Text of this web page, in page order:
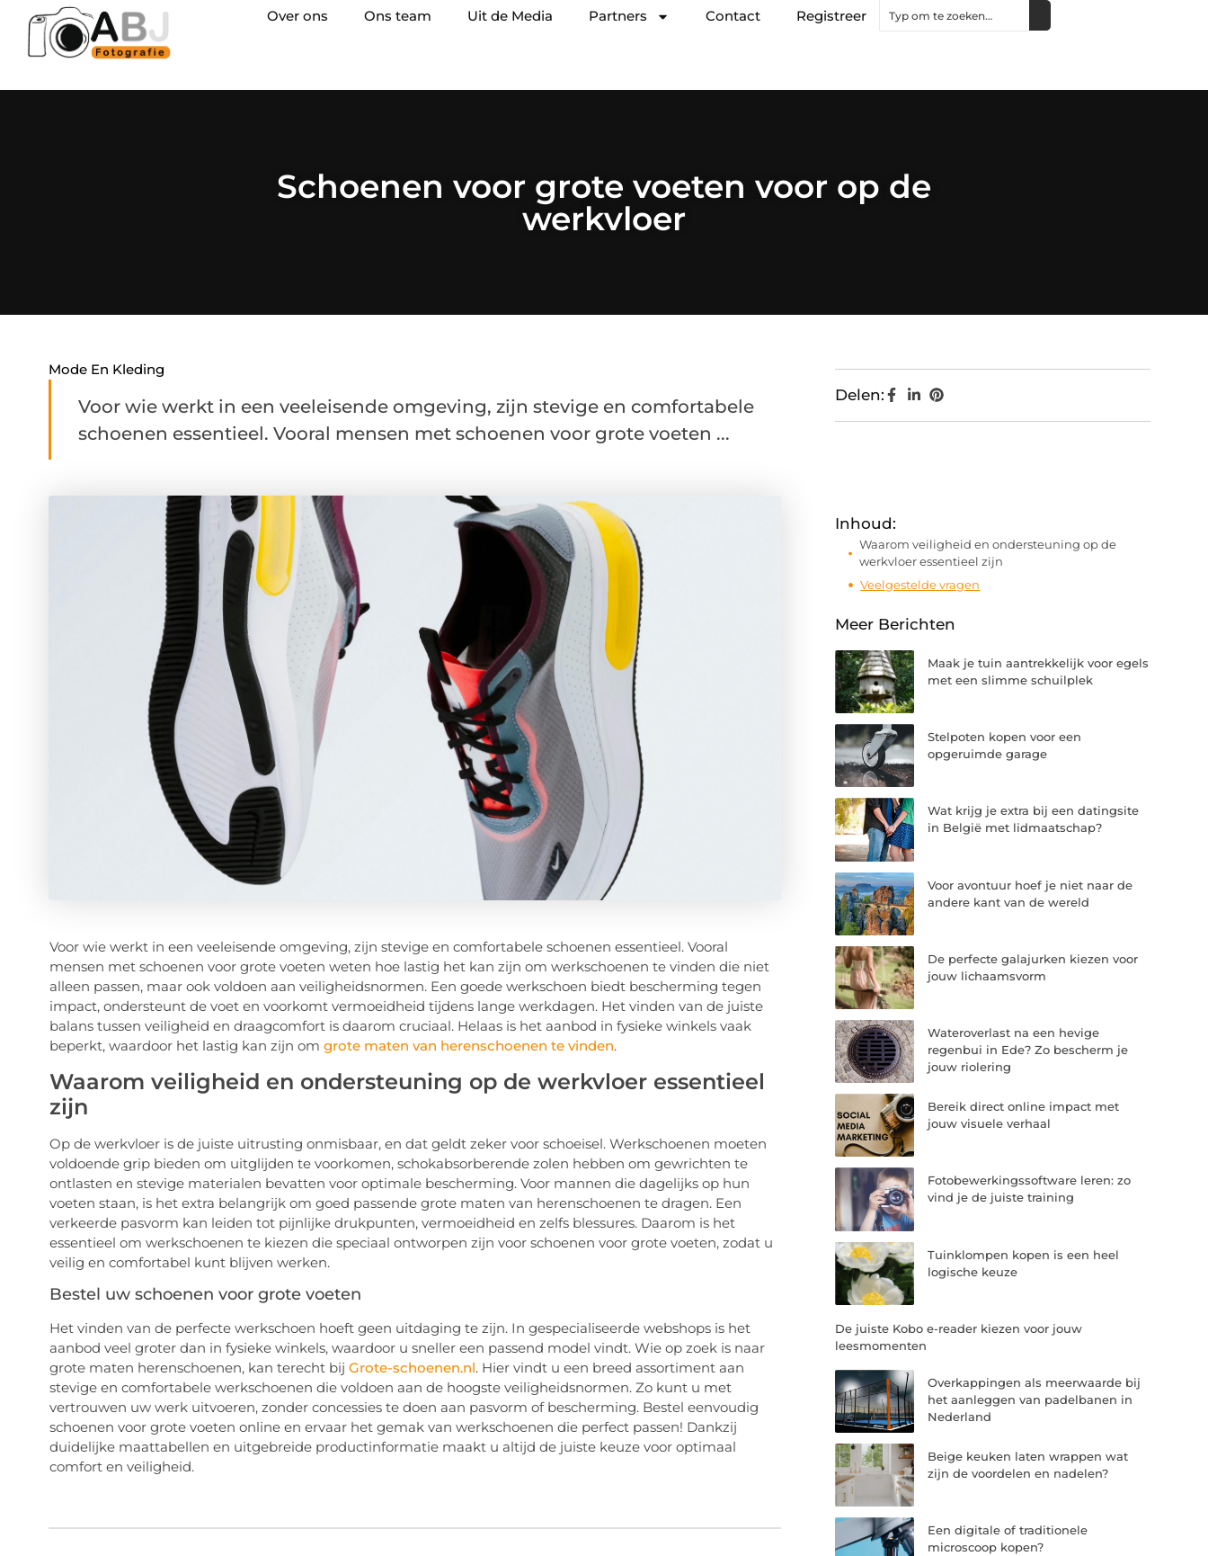
Over ons Ons team Uit de Media Partners Contact Registreer
Schoenen voor grote voeten voor op de
werkvloer
Mode En Kleding
Voor wie werkt in een veeleisende omgeving, zijn stevige en comfortabele
schoenen essentieel. Vooral mensen met schoenen voor grote voeten ...
Voor wie werkt in een veeleisende omgeving, zijn stevige en comfortabele schoenen essentieel. Vooral
mensen met schoenen voor grote voeten weten hoe lastig het kan zijn om werkschoenen te vinden die niet
alleen passen, maar ook voldoen aan veiligheidsnormen. Een goede werkschoen biedt bescherming tegen
impact, ondersteunt de voet en voorkomt vermoeidheid tijdens lange werkdagen. Het vinden van de juiste
balans tussen veiligheid en draagcomfort is daarom cruciaal. Helaas is het aanbod in fysieke winkels vaak
beperkt, waardoor het lastig kan zijn om grote maten van herenschoenen te vinden.
Waarom veiligheid en ondersteuning op de werkvloer essentieel
zijn
Op de werkvloer is de juiste uitrusting onmisbaar, en dat geldt zeker voor schoeisel. Werkschoenen moeten
voldoende grip bieden om uitglijden te voorkomen, schokabsorberende zolen hebben om gewrichten te
ontlasten en stevige materialen bevatten voor optimale bescherming. Voor mannen die dagelijks op hun
voeten staan, is het extra belangrijk om goed passende grote maten van herenschoenen te dragen. Een
verkeerde pasvorm kan leiden tot pijnlijke drukpunten, vermoeidheid en zelfs blessures. Daarom is het
essentieel om werkschoenen te kiezen die speciaal ontworpen zijn voor schoenen voor grote voeten, zodat u
veilig en comfortabel kunt blijven werken.
Bestel uw schoenen voor grote voeten
Het vinden van de perfecte werkschoen hoeft geen uitdaging te zijn. In gespecialiseerde webshops is het
aanbod veel groter dan in fysieke winkels, waardoor u sneller een passend model vindt. Wie op zoek is naar
grote maten herenschoenen, kan terecht bij Grote-schoenen.nl. Hier vindt u een breed assortiment aan
stevige en comfortabele werkschoenen die voldoen aan de hoogste veiligheidsnormen. Zo kunt u met
vertrouwen uw werk uitvoeren, zonder concessies te doen aan pasvorm of bescherming. Bestel eenvoudig
schoenen voor grote voeten online en ervaar het gemak van werkschoenen die perfect passen! Dankzij
duidelijke maattabellen en uitgebreide productinformatie maakt u altijd de juiste keuze voor optimaal
comfort en veiligheid.
Delen:
Inhoud:
Waarom veiligheid en ondersteuning op de
werkvloer essentieel zijn
Veelgestelde vragen
Meer Berichten
Maak je tuin aantrekkelijk voor egels
met een slimme schuilplek
Stelpoten kopen voor een
opgeruimde garage
Wat krijg je extra bij een datingsite
in België met lidmaatschap?
Voor avontuur hoef je niet naar de
andere kant van de wereld
De perfecte galajurken kiezen voor
jouw lichaamsvorm
Wateroverlast na een hevige
regenbui in Ede? Zo bescherm je
jouw riolering
Bereik direct online impact met
jouw visuele verhaal
Fotobewerkingssoftware leren: zo
vind je de juiste training
Tuinklompen kopen is een heel
logische keuze
De juiste Kobo e-reader kiezen voor jouw
leesmomenten
Overkappingen als meerwaarde bij
het aanleggen van padelbanen in
Nederland
Beige keuken laten wrappen wat
zijn de voordelen en nadelen?
Een digitale of traditionele
microscoop kopen?